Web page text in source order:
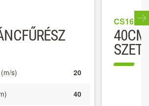
s) 20
40
CS1614E